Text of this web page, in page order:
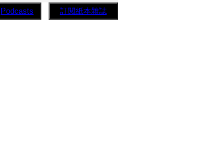
Podcasts 訂閱紙本雜誌